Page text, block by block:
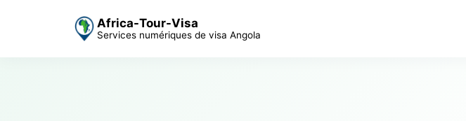
Africa-Tour-Visa
Services numériques de visa Angola